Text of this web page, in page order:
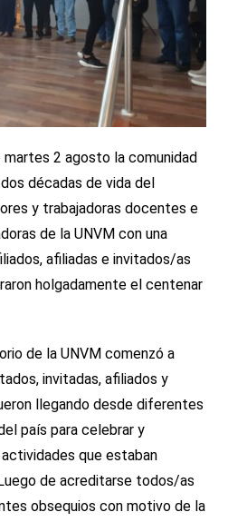
2 agosto la comunidad
décadas de vida del
y trabajadoras docentes e
de la UNVM con una
afiliadas e invitados/as
holgadamente el centenar
de la UNVM comenzó a
invitadas, afiliados y
llegando desde diferentes
país para celebrar y
que estaban
de acreditarse todos/as
obsequios con motivo de la